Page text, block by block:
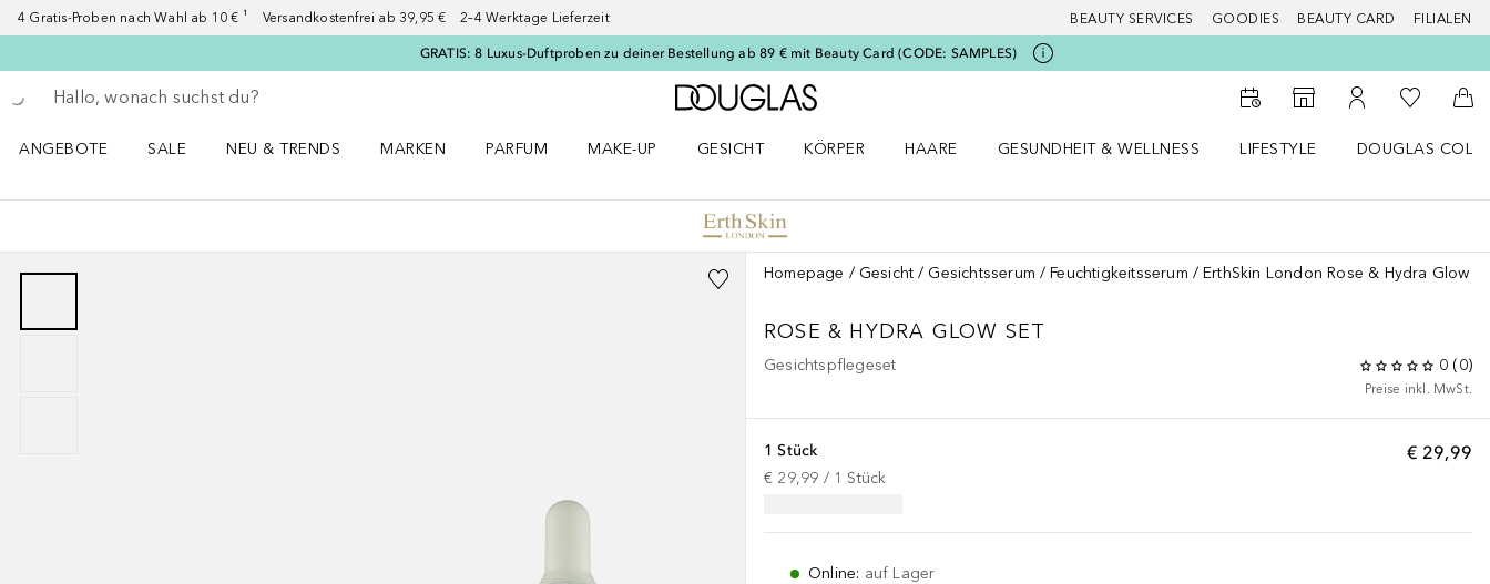
4 Gratis-Proben nach Wahl ab 10 € ¹ Versandkostenfrei ab 39,95 € 2–4 Werktage Lieferzeit BEAUTY SERVICES GOODIES BEAUTY CARD FILIALEN
GRATIS: 8 Luxus-Duftproben zu deiner Bestellung ab 89 € mit Beauty Card (CODE: SAMPLES)
Gehe zurück
Suche ausführen
Zur Douglas Startseite
Zum Storefinder
Zu Meinem
Zu Meiner
ANGEBOTE
SALE
NEU & TRENDS
MARKEN
PARFUM
MAKE-UP
GESICHT
KÖRPER
HAARE
GESUNDHEIT & WELLNESS
LIFESTYLE
DOUGLAS
Homepage Gesicht Gesichtsserum Feuchtigkeitsserum ErthSkin London Rose & Hydra Glow
ROSE & HYDRA GLOW SET
Gesichtspflegeset 0 (0)
Preise inkl. MwSt.
€ 29,99
1 Stück
€ 29,99 / 1 Stück
Online: auf Lager